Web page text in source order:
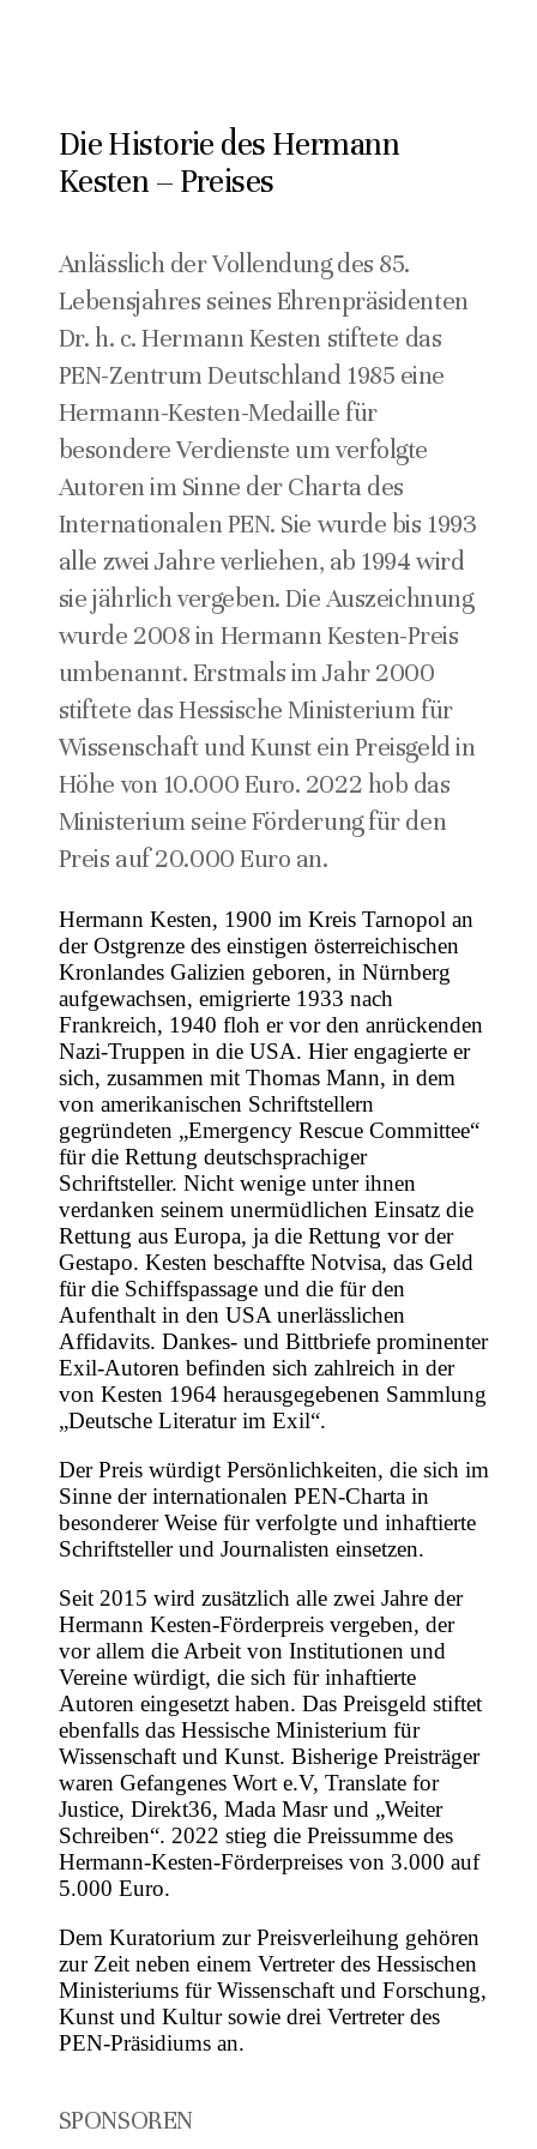
Die Historie des Hermann
Kesten – Preises
Anlässlich der Vollendung des 85.
Lebensjahres seines Ehrenpräsidenten
Dr. h. c. Hermann Kesten stiftete das
PEN-Zentrum Deutschland 1985 eine
Hermann-Kesten-Medaille für
besondere Verdienste um verfolgte
Autoren im Sinne der Charta des
Internationalen PEN. Sie wurde bis 1993
alle zwei Jahre verliehen, ab 1994 wird
sie jährlich vergeben. Die Auszeichnung
wurde 2008 in Hermann Kesten-Preis
umbenannt. Erstmals im Jahr 2000
stiftete das Hessische Ministerium für
Wissenschaft und Kunst ein Preisgeld in
Höhe von 10.000 Euro. 2022 hob das
Ministerium seine Förderung für den
Preis auf 20.000 Euro an.
Hermann Kesten, 1900 im Kreis Tarnopol an
der Ostgrenze des einstigen österreichischen
Kronlandes Galizien geboren, in Nürnberg
aufgewachsen, emigrierte 1933 nach
Frankreich, 1940 floh er vor den anrückenden
Nazi-Truppen in die USA. Hier engagierte er
sich, zusammen mit Thomas Mann, in dem
von amerikanischen Schriftstellern
gegründeten „Emergency Rescue Committee“
für die Rettung deutschsprachiger
Schriftsteller. Nicht wenige unter ihnen
verdanken seinem unermüdlichen Einsatz die
Rettung aus Europa, ja die Rettung vor der
Gestapo. Kesten beschaffte Notvisa, das Geld
für die Schiffspassage und die für den
Aufenthalt in den USA unerlässlichen
Affidavits. Dankes- und Bittbriefe prominenter
Exil-Autoren befinden sich zahlreich in der
von Kesten 1964 herausgegebenen Sammlung
„Deutsche Literatur im Exil“.
Der Preis würdigt Persönlichkeiten, die sich im
Sinne der internationalen PEN-Charta in
besonderer Weise für verfolgte und inhaftierte
Schriftsteller und Journalisten einsetzen.
Seit 2015 wird zusätzlich alle zwei Jahre der
Hermann Kesten-Förderpreis vergeben, der
vor allem die Arbeit von Institutionen und
Vereine würdigt, die sich für inhaftierte
Autoren eingesetzt haben. Das Preisgeld stiftet
ebenfalls das Hessische Ministerium für
Wissenschaft und Kunst. Bisherige Preisträger
waren Gefangenes Wort e.V, Translate for
Justice, Direkt36, Mada Masr und „Weiter
Schreiben“. 2022 stieg die Preissumme des
Hermann-Kesten-Förderpreises von 3.000 auf
5.000 Euro.
Dem Kuratorium zur Preisverleihung gehören
zur Zeit neben einem Vertreter des Hessischen
Ministeriums für Wissenschaft und Forschung,
Kunst und Kultur sowie drei Vertreter des
PEN-Präsidiums an.
SPONSOREN